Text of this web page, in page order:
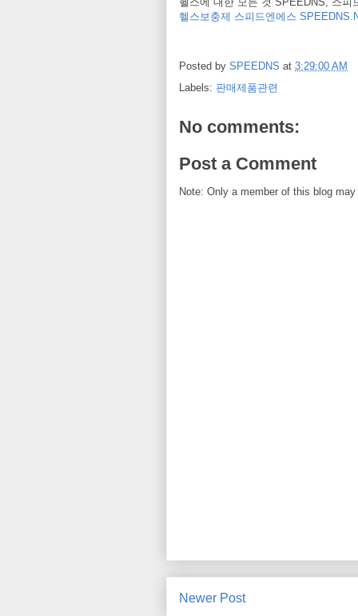
헬스보충제 스피드엔에스
Posted by SPEEDNS at 3:29:00 AM
Labels: 판매제품관련
No comments:
Post a Comment
Note: Only a member of this blog may
Newer Post